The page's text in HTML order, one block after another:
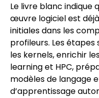
Le livre blanc indique
œuvre logiciel est
initiales dans les
profileurs. Les
les kernels, enrichir
learning et HPC,
modèles de langage
d’apprentissage